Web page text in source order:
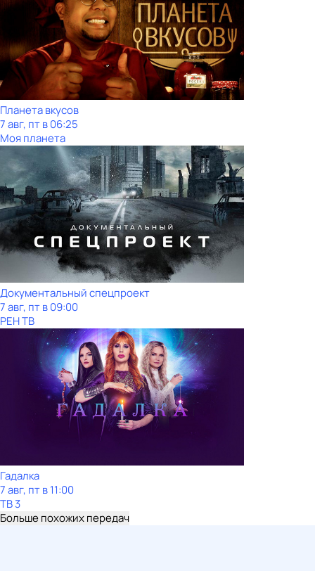
Планета вкусов
7 авг, пт в 06:25
Моя планета
Документальный спецпроект
7 авг, пт в 09:00
РЕН ТВ
Гадалка
7 авг, пт в 11:00
ТВ 3
Больше похожих передач